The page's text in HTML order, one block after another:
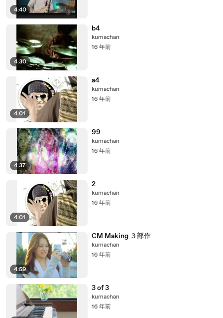
4:40
4:30
b4
kumachan
16 年前
4:01
a4
kumachan
16 年前
4:37
99
kumachan
16 年前
4:01
2
kumachan
16 年前
4:59
CM Making ３部作
kumachan
16 年前
3 of 3
kumachan
16 年前